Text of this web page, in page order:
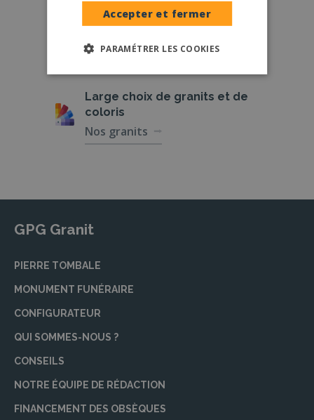
Nos partenaires
Large choix de granits et de
coloris
Nos granits
GPG Granit
PIERRE TOMBALE
MONUMENT FUNÉRAIRE
CONFIGURATEUR
QUI SOMMES-NOUS ?
CONSEILS
NOTRE ÉQUIPE DE RÉDACTION
FINANCEMENT DES OBSÈQUES
Accepter et fermer
PARAMÉTRER LES COOKIES